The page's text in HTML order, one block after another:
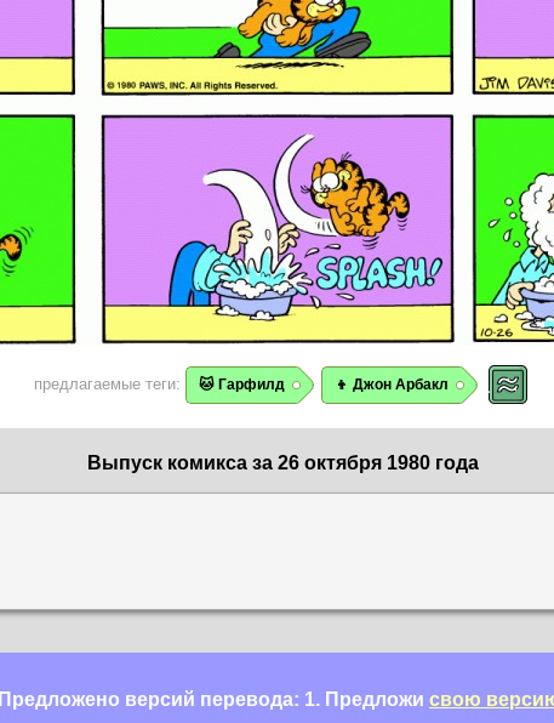
предлагаемые теги: 🐱 Гарфилд 👦 Джон Арбакл
Выпуск комикса за 26 октября 1980 года
Предложено версий перевода: 1. Предложи свою